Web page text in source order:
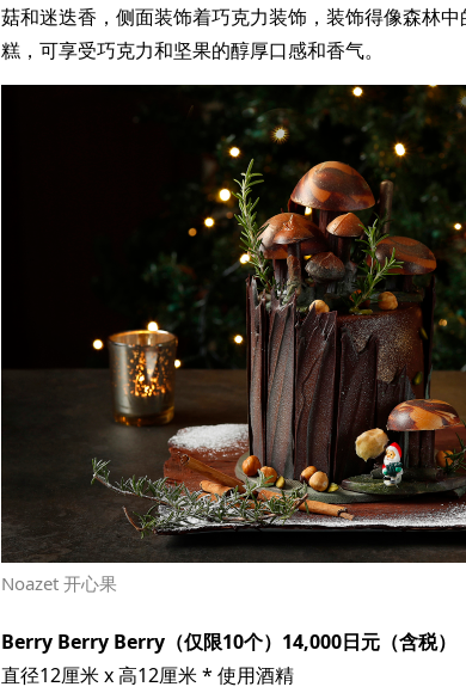
菇和迷迭香，侧面装饰着巧克力装饰，装饰得像森林
糕，可享受巧克力和坚果的醇厚口感和香气。
Noazet 开心果
Berry Berry Berry（仅限10个）14,000日元（含税）
直径12厘米 x 高12厘米 * 使用酒精